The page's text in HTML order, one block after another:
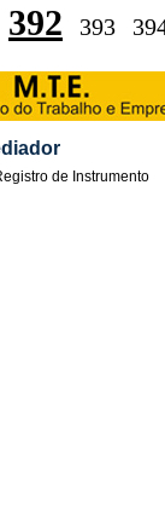
392 393
de Instrumento